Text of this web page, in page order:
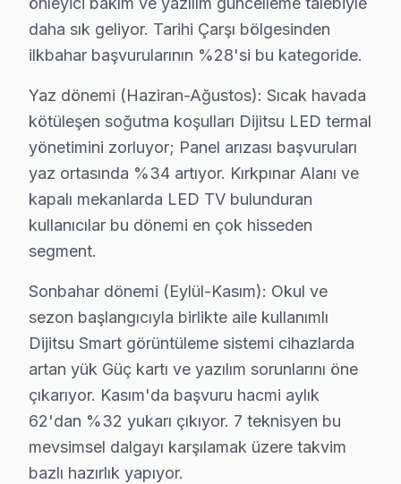
Hayrabolu genelinde Dijitsu görüntüleme sistemi
Atatürk, Dere, Hisar, Hürriyet, Kahya, Kale İçi
Hacıllı, Karabedir, Kurtdere, Muzruplu, Şalgamlı,
Dijitsu TV Teknik Rehberi: Panel, Teşhis ve
Dijitsu televizyonlarınızın onarım ve bakımında
Dijitsu TV Teknik Profil ve Servis Rehberi
Dijitsu akıllı TV Teknik Servis Rehberi
Dijitsu LED TV'lerde En Sık Karşılaşılan Arızalar
Dijitsu servisimizde en yaygın HDMI sinyal sorunu
Dijitsu Servis Yaklaşımımız
Türk üretimi kalite ilkeleri doğrultusunda bu cihaz
Dijitsu TV Onarım Süreci
1. Müşteri bildirir, servis ekibi arıza semptomlarını
2. Termal kamera, osiloskop, ESR ölçer ile elektronik
daha sık geliyor. Tarihi Çarşı bölgesinden
ilkbahar başvurularının %28'si bu kategoride.
Yaz dönemi (Haziran-Ağustos): Sıcak havada
kötüleşen soğutma koşulları Dijitsu LED termal
yönetimini zorluyor; Panel arızası başvuruları
yaz ortasında %34 artıyor. Kırkpınar Alanı ve
kapalı mekanlarda LED TV bulunduran
kullanıcılar bu dönemi en çok hisseden
segment.
Sonbahar dönemi (Eylül-Kasım): Okul ve
sezon başlangıcıyla birlikte aile kullanımlı
Dijitsu Smart görüntüleme sistemi cihazlarda
artan yük Güç kartı ve yazılım sorunlarını öne
çıkarıyor. Kasım'da başvuru hacmi aylık
62'dan %32 yukarı çıkıyor. 7 teknisyen bu
mevsimsel dalgayı karşılamak üzere takvim
bazlı hazırlık yapıyor.